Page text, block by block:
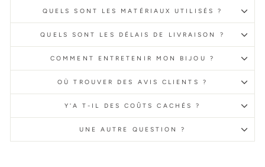
QUELS SONT LES MATÉRIAUX UTILISÉS ?
QUELS SONT LES DÉLAIS DE LIVRAISON ?
COMMENT ENTRETENIR MON BIJOU ?
OÙ TROUVER DES AVIS CLIENTS ?
Y'A T-IL DES COÛTS CACHÉS ?
UNE AUTRE QUESTION ?